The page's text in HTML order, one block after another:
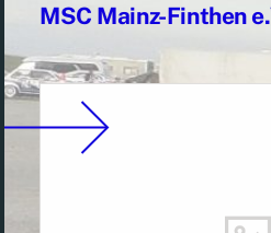
MSC Mainz-Finthen